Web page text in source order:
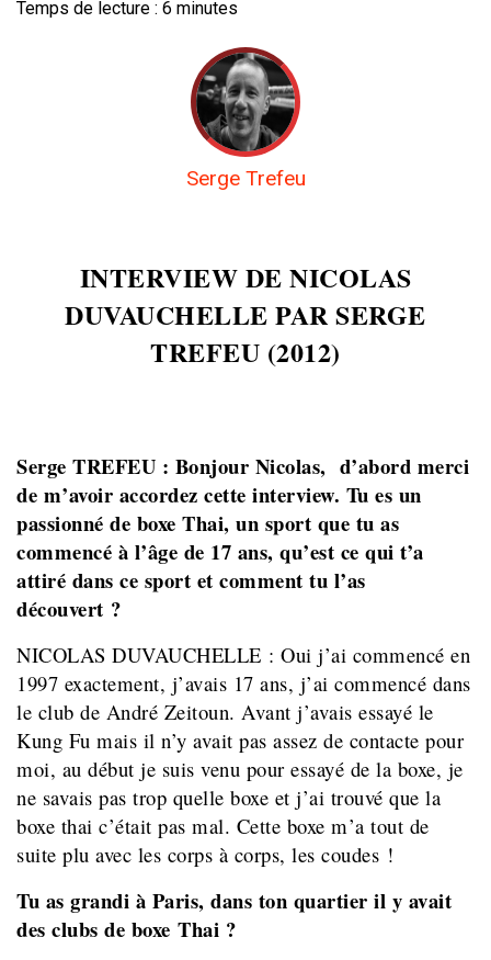
Temps de lecture : 6 minutes
Serge Trefeu
INTERVIEW DE NICOLAS
DUVAUCHELLE PAR SERGE
TREFEU (2012)
Serge TREFEU : Bonjour Nicolas, d’abord merci
de m’avoir accordez cette interview. Tu es un
passionné de boxe Thai, un sport que tu as
commencé à l’âge de 17 ans, qu’est ce qui t’a
attiré dans ce sport et comment tu l’as
découvert ?
NICOLAS DUVAUCHELLE : Oui j’ai commencé en
1997 exactement, j’avais 17 ans, j’ai commencé dans
le club de André Zeitoun. Avant j’avais essayé le
Kung Fu mais il n’y avait pas assez de contacte pour
moi, au début je suis venu pour essayé de la boxe, je
ne savais pas trop quelle boxe et j’ai trouvé que la
boxe thai c’était pas mal. Cette boxe m’a tout de
suite plu avec les corps à corps, les coudes !
Tu as grandi à Paris, dans ton quartier il y avait
des clubs de boxe Thai ?